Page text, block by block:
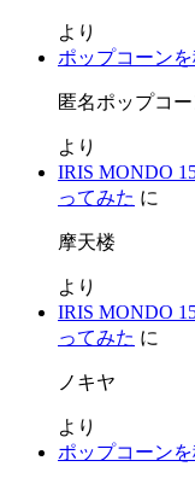
より
ポップコーン
匿名ポップコ
より
IRIS MONDO
ってみた に
摩天楼
より
IRIS MONDO
ってみた に
ノキヤ
より
ポップコーン